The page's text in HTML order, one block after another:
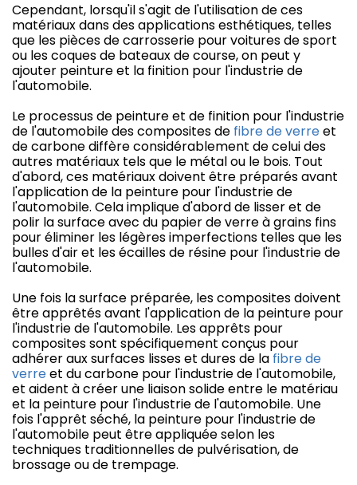
Cependant, lorsqu'il s'agit de l'utilisation de ces
matériaux dans des applications esthétiques, telles
que les pièces de carrosserie pour voitures de sport
ou les coques de bateaux de course, on peut y
ajouter peinture et la finition pour l'industrie de
l'automobile.
Le processus de peinture et de finition pour l'industrie
de l'automobile des composites de fibre de verreet
de carbone diffère considérablement de celui des
autres matériaux tels que le métal ou le bois. Tout
d'abord, ces matériaux doivent être préparés avant
l'application de la peinture pour l'industrie de
l'automobile. Cela implique d'abord de lisser et de
polir la surface avec du papier de verre à grains fins
pour éliminer les légères imperfections telles que les
bulles d'air et les écailles de résine pour l'industrie de
l'automobile.
Une fois la surface préparée, les composites doivent
être apprêtés avant l'application de la peinture pour
l'industrie de l'automobile. Les apprêts pour
composites sont spécifiquement conçus pour
adhérer aux surfaces lisses et dures de la fibre de
verreet du carbone pour l'industrie de l'automobile,
et aident à créer une liaison solide entre le matériau
et la peinture pour l'industrie de l'automobile. Une
fois l'apprêt séché, la peinture pour l'industrie de
l'automobile peut être appliquée selon les
techniques traditionnelles de pulvérisation, de
brossage ou de trempage.